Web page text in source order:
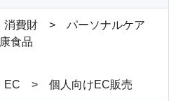
消費財 > パーソナルケア
食品
> 個人向けEC販売